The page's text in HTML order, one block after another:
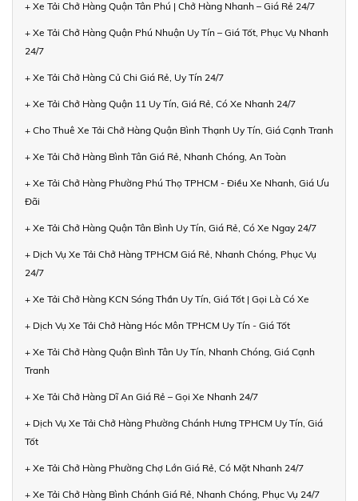
+ Xe Tải Chở Hàng Quận Tân Phú | Chở Hàng Nhanh – Giá Rẻ 24/7
+ Xe Tải Chở Hàng Quận Phú Nhuận Uy Tín – Giá Tốt, Phục Vụ Nhanh
24/7
+ Xe Tải Chở Hàng Củ Chi Giá Rẻ, Uy Tín 24/7
+ Xe Tải Chở Hàng Quận 11 Uy Tín, Giá Rẻ, Có Xe Nhanh 24/7
+ Cho Thuê Xe Tải Chở Hàng Quận Bình Thạnh Uy Tín, Giá Cạnh Tranh
+ Xe Tải Chở Hàng Bình Tân Giá Rẻ, Nhanh Chóng, An Toàn
+ Xe Tải Chở Hàng Phường Phú Thọ TPHCM - Điều Xe Nhanh, Giá Ưu
Đãi
+ Xe Tải Chở Hàng Quận Tân Bình Uy Tín, Giá Rẻ, Có Xe Ngay 24/7
+ Dịch Vụ Xe Tải Chở Hàng TPHCM Giá Rẻ, Nhanh Chóng, Phục Vụ
24/7
+ Xe Tải Chở Hàng KCN Sóng Thần Uy Tín, Giá Tốt | Gọi Là Có Xe
+ Dịch Vụ Xe Tải Chở Hàng Hóc Môn TPHCM Uy Tín - Giá Tốt
+ Xe Tải Chở Hàng Quận Bình Tân Uy Tín, Nhanh Chóng, Giá Cạnh
Tranh
+ Xe Tải Chở Hàng Dĩ An Giá Rẻ – Gọi Xe Nhanh 24/7
+ Dịch Vụ Xe Tải Chở Hàng Phường Chánh Hưng TPHCM Uy Tín, Giá
Tốt
+ Xe Tải Chở Hàng Phường Chợ Lớn Giá Rẻ, Có Mặt Nhanh 24/7
+ Xe Tải Chở Hàng Bình Chánh Giá Rẻ, Nhanh Chóng, Phục Vụ 24/7